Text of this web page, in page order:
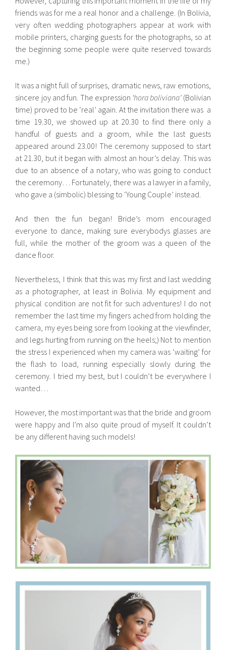
friends was for me a real honor and a challenge. (In Bolivia,
very often wedding photographers appear at work with
mobile printers, charging guests for the photographs, so at
the beginning some people were quite reserved towards
me.)
It was a night full of surprises, dramatic news, raw emotions,
sincere joy and fun. The expression ‘hora boliviana’(Bolivian
time) proved to be ‘real’ again. At the invitation there was a
time 19.30, we showed up at 20.30 to find there only a
handful of guests and a groom, while the last guests
appeared around 23.00! The ceremony supposed to start
at 21.30, but it began with almost an hour’s delay. This was
due to an absence of a notary, who was going to conduct
the ceremony… Fortunately, there was a lawyer in a family,
who gave a (simbolic) blessing to ‘Young Couple’ instead.
And then the fun began! Bride’s mom encouraged
everyone to dance, making sure everybodys glasses are
full, while the mother of the groom was a queen of the
dance floor.
Nevertheless, I think that this was my first and last wedding
as a photographer, at least in Bolivia. My equipment and
physical condition are not fit for such adventures! I do not
remember the last time my fingers ached from holding the
camera, my eyes being sore from looking at the viewfinder,
and legs hurting from running on the heels;) Not to mention
the stress I experienced when my camera was ‘waiting’ for
the flash to load, running especially slowly during the
ceremony. I tried my best, but I couldn’t be everywhere I
wanted…
However, the most important was that the bride and groom
were happy and I’m also quite proud of myself. It couldn’t
be any different having such models!